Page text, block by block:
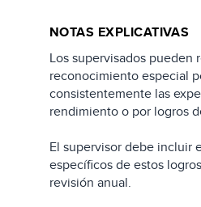
NOTAS EXPLICATIVAS
Los supervisados pueden
reconocimiento especial
consistentemente las
rendimiento o por logros
El supervisor debe incluir
específicos de estos
revisión anual.